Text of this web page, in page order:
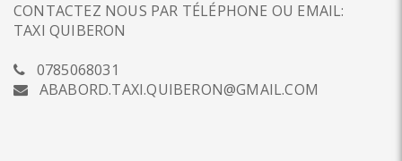
CONTACTEZ NOUS PAR TÉLÉPHONE OU EMAIL:
TAXI QUIBERON
0785068031
ABABORD.TAXI.QUIBERON@GMAIL.COM